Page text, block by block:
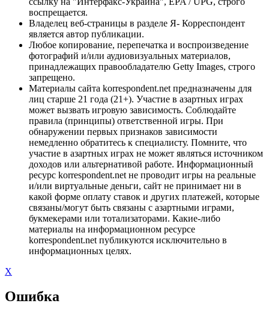
воспрещается.
Владелец веб-страницы в разделе Я- Корреспондент
является автор публикации.
Любое копирование, перепечатка и воспроизведение
фотографий и/или аудиовизуальных материалов,
принадлежащих правообладателю Getty Images, строго
запрещено.
Материалы сайта korrespondent.net предназначены для
лиц старше 21 года (21+). Участие в азартных играх
может вызвать игровую зависимость. Соблюдайте
правила (принципы) ответственной игры. При
обнаружении первых признаков зависимости
немедленно обратитесь к специалисту. Помните, что
участие в азартных играх не может являться источником
доходов или альтернативой работе. Информационный
ресурс korrespondent.net не проводит игры на реальные
и/или виртуальные деньги, сайт не принимает ни в
какой форме оплату ставок и других платежей, которые
связаны/могут быть связаны с азартными играми,
букмекерами или тотализаторами. Какие-либо
материалы на информационном ресурсе
korrespondent.net публикуются исключительно в
информационных целях.
X
Ошибка